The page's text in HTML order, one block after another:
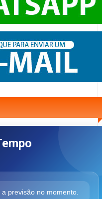
previsão no momento.